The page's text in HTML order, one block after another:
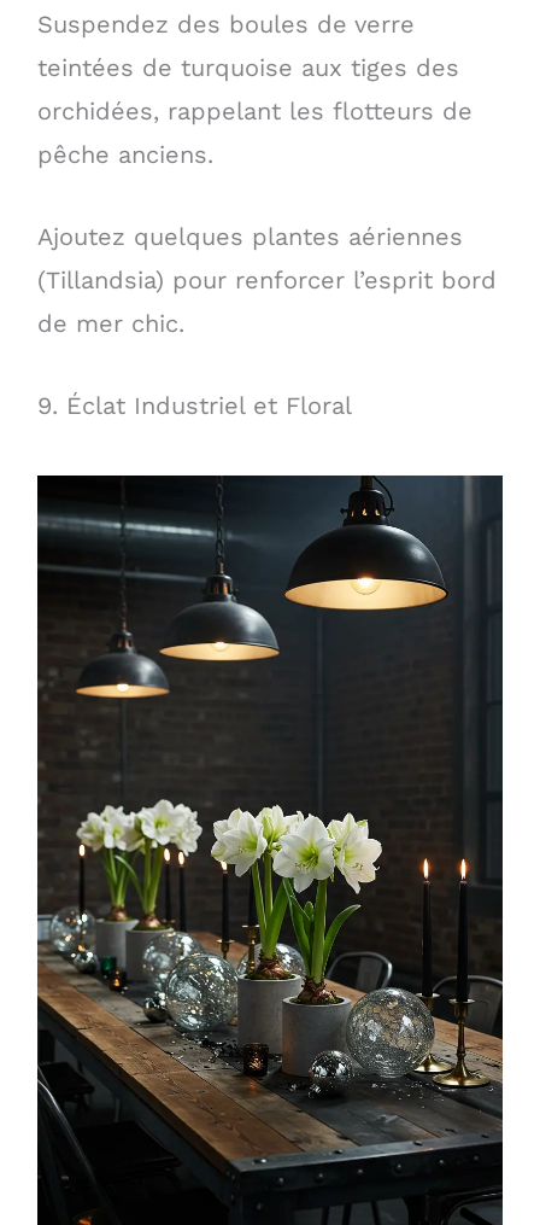
Suspendez des boules de verre
teintées de turquoise aux tiges des
orchidées, rappelant les flotteurs de
pêche anciens.
Ajoutez quelques plantes aériennes
(Tillandsia) pour renforcer l’esprit bord
de mer chic.
9. Éclat Industriel et Floral